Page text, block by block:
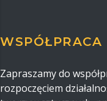
WSPÓŁPRACA
Zapraszamy do
rozpoczęciem